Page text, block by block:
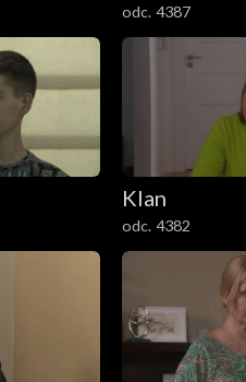
odc. 4387
Klan
odc. 4382